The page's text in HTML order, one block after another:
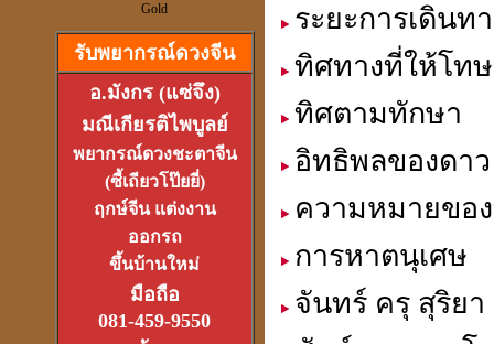
ที่เป็นวิทยาศาสตร์
อาจารย์อ๊อดวัดสายไหม
เจ้าตำรับตระกรุดลูกปืน
(1ส.ค.2550)
หลวงหนุ่ย
Gold
รับพยากรณ์ดวงจีน
อ.มังกร (แซ่จึง)
มณีเกียรติไพบูลย์
พยากรณ์ดวงชะตาจีน
(ซี้เถียวโป๊ยยี่)
ฤกษ์จีน แต่งงาน
ออกรถ
ขึ้นบ้านใหม่
มือถือ
081-459-9550
ระยะการเดินท
ทิศทางที่ให้โท
ทิศตามทักษา
อิทธิพลของดา
ความหมายขอ
การหาตนุเศษ
จันทร์ ครุ สุริย